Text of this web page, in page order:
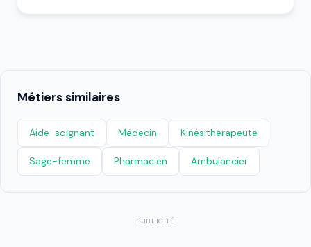
Métiers similaires
Aide-soignant Médecin Kinésithérapeute
Sage-femme Pharmacien Ambulancier
PUBLICITÉ